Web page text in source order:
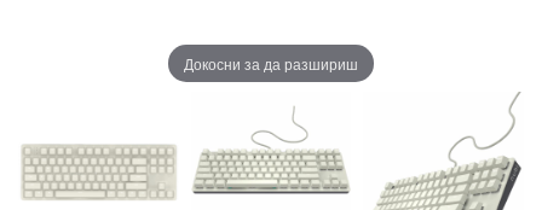
Докосни за да разшириш